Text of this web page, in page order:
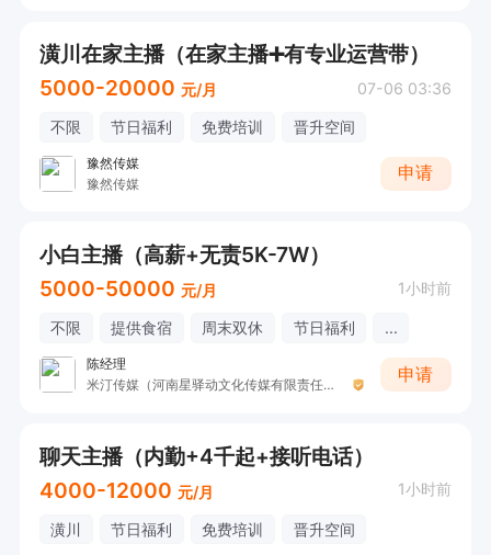
潢川在家主播（在家主播➕有专业运营带）
5000-20000 元/月 07-06 03:36
不限 节日福利 免费培训 晋升空间
豫然传媒
豫然传媒
申请
小白主播（高薪+无责5K-7W）
5000-50000 元/月 1小时前
不限 提供食宿 周末双休 节日福利 ...
陈经理
米汀传媒（河南星驿动文化传媒有限责任公司 ）
申请
聊天主播（内勤+4千起+接听电话）
4000-12000 元/月 1小时前
潢川 节日福利 免费培训 晋升空间